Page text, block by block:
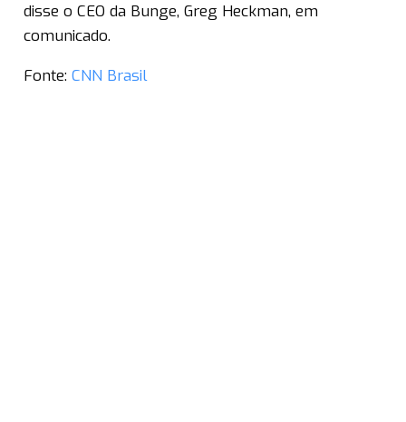
disse o CEO da Bunge, Greg Heckman, em
comunicado.
Fonte: CNN Brasil